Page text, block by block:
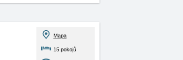
Mapa
15 pokojů